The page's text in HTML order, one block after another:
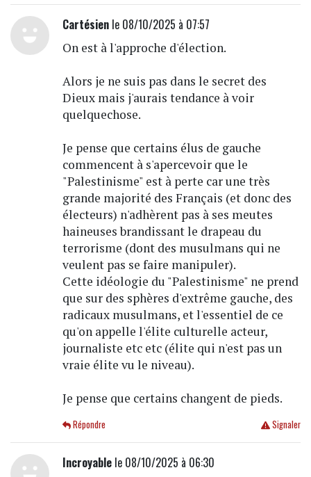
Cartésienle 08/10/2025 à 07:57
On est à l'approche d'élection.
Alors je ne suis pas dans le secret des
Dieux mais j'aurais tendance à voir
quelquechose.
Je pense que certains élus de gauche
commencent à s'apercevoir que le
"Palestinisme" est à perte car une très
grande majorité des Français (et donc des
électeurs) n'adhèrent pas à ses meutes
haineuses brandissant le drapeau du
terrorisme (dont des musulmans qui ne
veulent pas se faire manipuler).
Cette idéologie du "Palestinisme" ne prend
que sur des sphères d'extrême gauche, des
radicaux musulmans, et l'essentiel de ce
qu'on appelle l'élite culturelle acteur,
journaliste etc etc (élite qui n'est pas un
vraie élite vu le niveau).
Je pense que certains changent de pieds.
Signaler
Répondre
Incroyablele 08/10/2025 à 06:30